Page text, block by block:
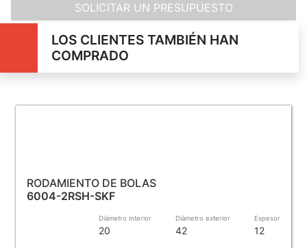
SOLICITAR UN PRESUPUESTO
LOS CLIENTES TAMBIÉN HAN
COMPRADO
RODAMIENTO DE BOLAS
6004-2RSH-SKF
Diámetro interior
20
Diámetro exterior
42
Espesor
12